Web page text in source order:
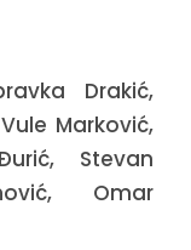
Drakić,
Marković,
Stevan
Omar